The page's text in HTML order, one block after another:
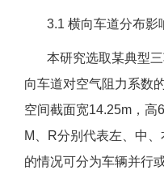
3.1 横向车道分布影
本研究选取某典型三
向车道对空气阻力系数
空间截面宽14.25m，高
M、R分别代表左、中
的情况可分为车辆并行